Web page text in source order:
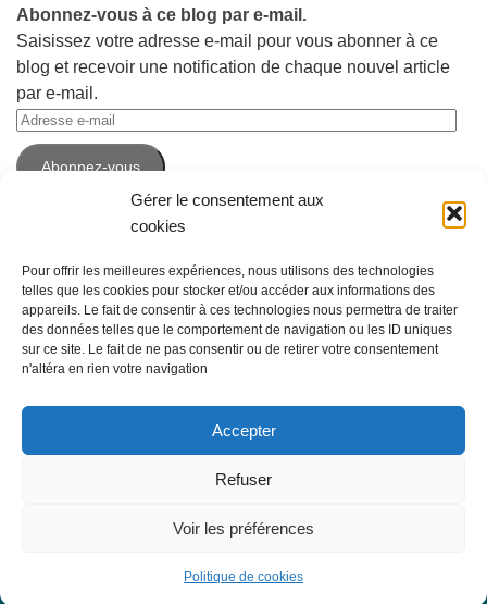
Gérer le consentement aux
cookies
Pour offrir les meilleures expériences, nous utilisons des technologies
telles que les cookies pour stocker et/ou accéder aux informations des
appareils. Le fait de consentir à ces technologies nous permettra de traiter
des données telles que le comportement de navigation ou les ID uniques
sur ce site. Le fait de ne pas consentir ou de retirer votre consentement
n'altéra en rien votre navigation
Accepter
Refuser
Voir les préférences
Politique de cookies
Abonnez-vous à ce blog par e-mail.
Saisissez votre adresse e-mail pour vous abonner à ce
blog et recevoir une notification de chaque nouvel article
par e-mail.
Adresse
e-
mailAbonnez-vous